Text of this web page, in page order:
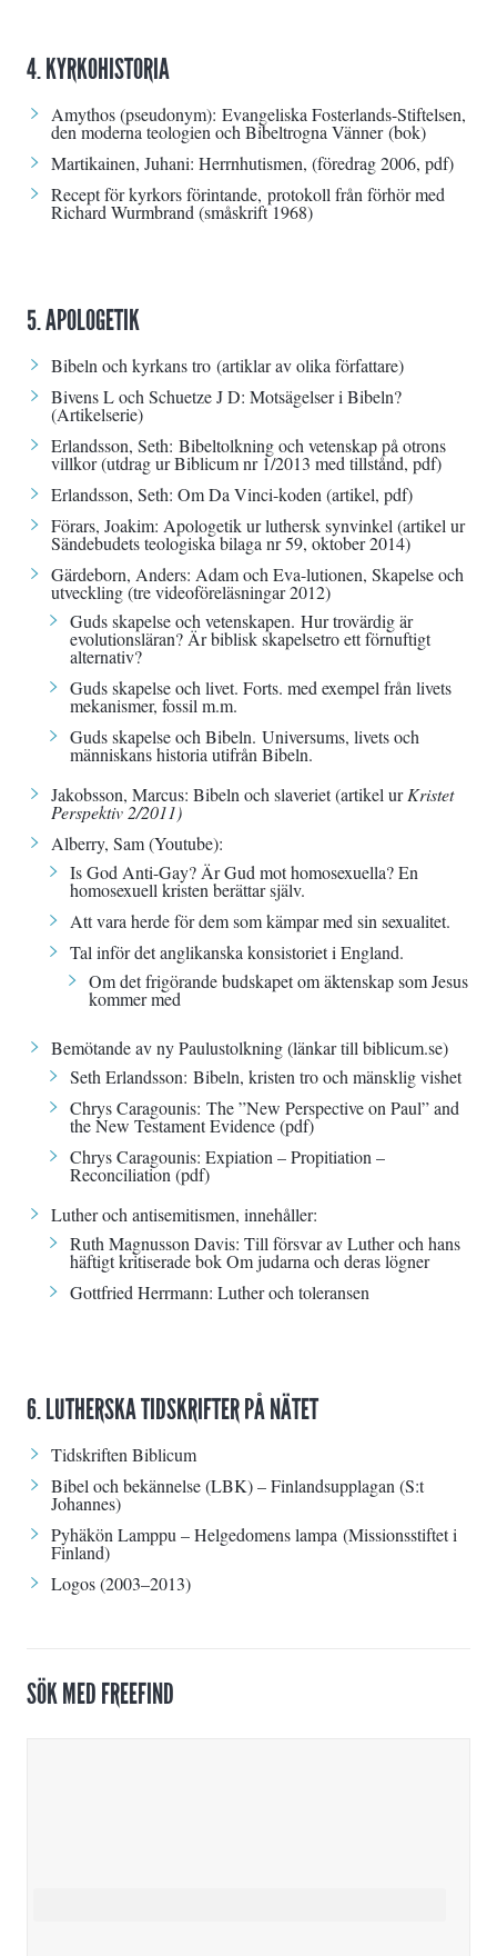
4. KYRKOHISTORIA
Amythos (pseudonym): Evangeliska Fosterlands-Stiftelsen,
den moderna teologien och Bibeltrogna Vänner(bok)
Martikainen, Juhani: Herrnhutismen, (föredrag 2006, pdf)
Recept för kyrkors förintande, protokoll från förhör med
Richard Wurmbrand (småskrift 1968)
5. APOLOGETIK
Bibeln och kyrkans tro (artiklar av olika författare)
Bivens L och Schuetze J D: Motsägelser i Bibeln?
(Artikelserie)
Erlandsson, Seth: Bibeltolkning och vetenskap på otrons
villkor(utdrag ur Biblicum nr 1/2013 med tillstånd, pdf)
Erlandsson, Seth: Om Da Vinci-koden(artikel, pdf)
Förars, Joakim: Apologetik ur luthersk synvinkel(artikel ur
Sändebudets teologiska bilaga nr 59, oktober 2014)
Gärdeborn, Anders: Adam och Eva-lutionen, Skapelse och
utveckling (tre videoföreläsningar 2012)
Guds skapelse och vetenskapen. Hur trovärdig är
evolutionsläran? Är biblisk skapelsetro ett förnuftigt
alternativ?
Guds skapelse och livet. Forts. med exempel från livets
mekanismer, fossil m.m.
Guds skapelse och Bibeln. Universums, livets och
människans historia utifrån Bibeln.
Jakobsson, Marcus: Bibeln och slaveriet(artikel urKristet
Perspektiv 2/2011)
Alberry, Sam (Youtube):
Is God Anti-Gay? Är Gud mot homosexuella?En
homosexuell kristen berättar själv.
Att vara herde för dem som kämpar med sin sexualitet.
Tal inför det anglikanska konsistoriet i England.
Om det frigörande budskapet om äktenskap som Jesus
kommer med
Bemötande av ny Paulustolkning (länkar tillbiblicum.se)
Seth Erlandsson: Bibeln, kristen tro och mänsklig vishet
Chrys Caragounis: The ”New Perspective on Paul” and
the New Testament Evidence(pdf)
Chrys Caragounis: Expiation – Propitiation –
Reconciliation(pdf)
Luther och antisemitismen, innehåller:
Ruth Magnusson Davis: Till försvar av Luther och hans
häftigt kritiserade bok Om judarna och deras lögner
Gottfried Herrmann: Luther och toleransen
6. LUTHERSKA TIDSKRIFTER PÅ NÄTET
TidskriftenBiblicum
Bibel och bekännelse(LBK) –Finlandsupplagan(S:t
Johannes)
Pyhäkön Lamppu – Helgedomens lampa (Missionsstiftet i
Finland)
Logos(2003–2013)
SÖK MED FREEFIND